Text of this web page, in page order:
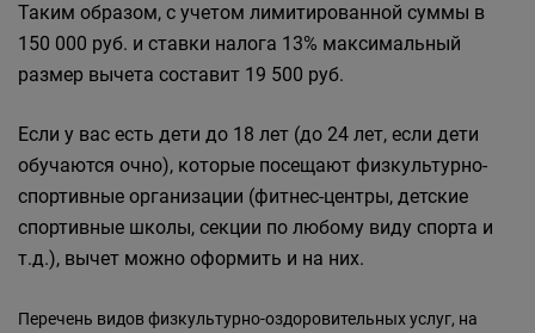
Таким образом, с учетом лимитированной суммы в
150 000 руб. и ставки налога 13% максимальный
размер вычета составит 19 500 руб.
Если у вас есть дети до 18 лет (до 24 лет, если дети
обучаются очно), которые посещают физкультурно-
спортивные организации (фитнес-центры, детские
спортивные школы, секции по любому виду спорта и
т.д.), вычет можно оформить и на них.
Перечень видов физкультурно-оздоровительных услуг, на